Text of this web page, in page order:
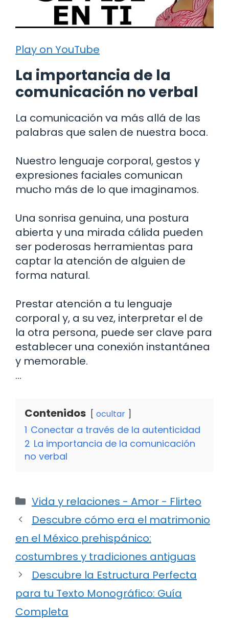
Play on YouTube
La importancia de la
comunicación no verbal
La comunicación va más allá de las
palabras que salen de nuestra boca.
Nuestro lenguaje corporal, gestos y
expresiones faciales comunican
mucho más de lo que imaginamos.
Una sonrisa genuina, una postura
abierta y una mirada cálida pueden
ser poderosas herramientas para
captar la atención de alguien de
forma natural.
Prestar atención a tu lenguaje
corporal y, a su vez, interpretar el de
la otra persona, puede ser clave para
establecer una conexión instantánea
y memorable.
…
Contenidos ocultar
1 Conectar a través de la autenticidad
2 La importancia de la comunicación
no verbal
Categorías
Vida y relaciones - Amor - Flirteo
Descubre cómo era el matrimonio
en el México prehispánico:
costumbres y tradiciones antiguas
Descubre la Estructura Perfecta
para tu Texto Monográfico: Guía
Completa